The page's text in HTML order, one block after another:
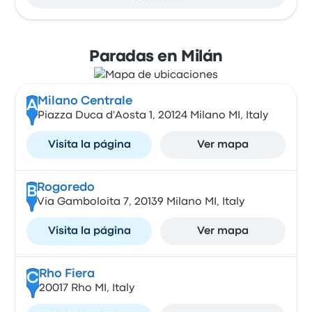
Paradas en Milán
A Milano Centrale
Piazza Duca d'Aosta 1, 20124 Milano MI, Italy
Visita la página Ver mapa
B Rogoredo
Via Gamboloita 7, 20139 Milano MI, Italy
Visita la página Ver mapa
CRho Fiera
20017 Rho MI, Italy